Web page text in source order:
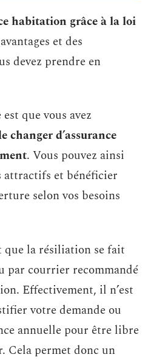
habitation grâce à la loi
et des
devez prendre en
que vous avez
changer d’assurance
. Vous pouvez ainsi
et bénéficier
selon vos besoins
que la résiliation se fait
par courrier recommandé
Effectivement, il n’est
votre demande ou
annuelle pour être libre
Cela permet donc un